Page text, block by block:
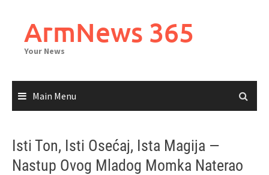
contentArmNews 365
Your News
Main Menu
Isti Ton, Isti Osećaj, Ista Magija —
Nastup Ovog Mladog Momka Naterao